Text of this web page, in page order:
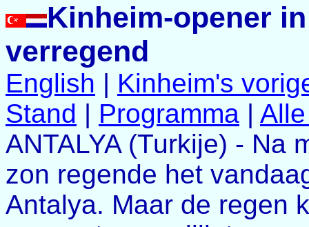
Kinheim-opener
verregend
English | Kinheim's
Stand | Programma |
ANTALYA (Turkije) - Na
zon regende het
Antalya. Maar de regen